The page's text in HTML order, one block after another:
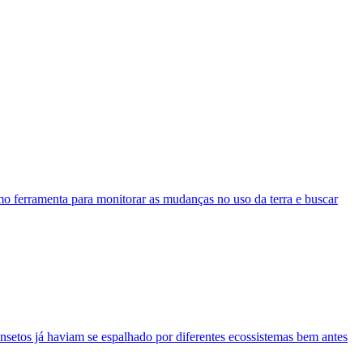
para monitorar as mudanças no uso da terra e buscar
já haviam se espalhado por diferentes ecossistemas bem antes